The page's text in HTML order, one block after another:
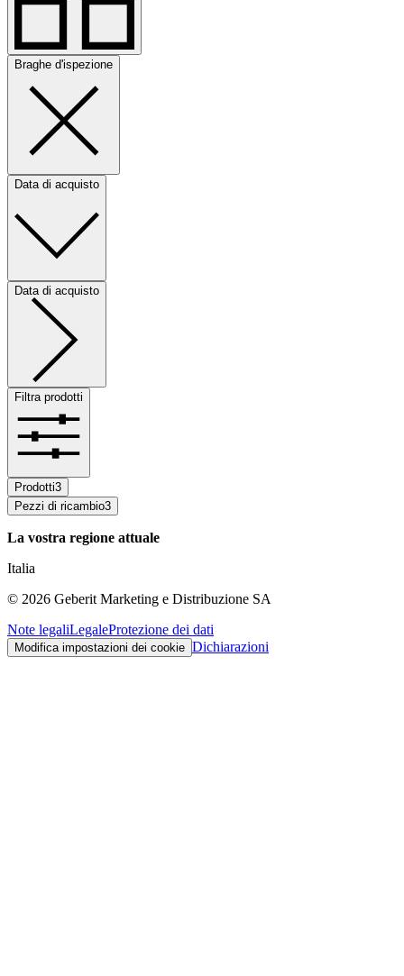
Braghe d'ispezione
Data di acquisto
Data di acquisto
Filtra prodotti
Prodotti3
Pezzi di ricambio3
La vostra regione attuale
Italia
© 2026 Geberit Marketing e Distribuzione SA
Note legaliLegaleProtezione dei dati
Modifica impostazioni dei cookie Dichiarazioni